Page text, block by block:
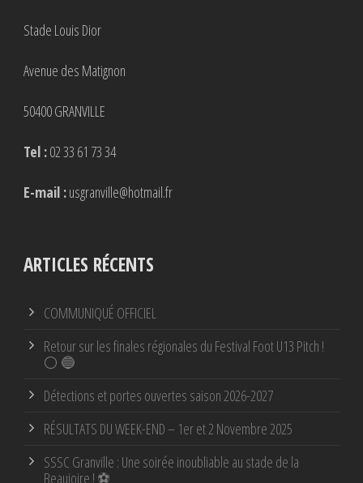
Stade Louis Dior
Avenue des Matignon
50400 GRANVILLE
Tel :02 33 61 73 34
E-mail :usgranville@hotmail.fr
ARTICLES RÉCENTS
COMMUNIQUÉ OFFICIEL
Retour sur les finales régionales du Festival Foot U13 Pitch !
⚪ 🔵
Détections et portes ouvertes saison 2026-2027
RÉSULTATS DU WEEK-END – 1er et 2 Novembre 2025
SSSC Granville : Une soirée inoubliable au stade de la
Beaujoire ! ⚽